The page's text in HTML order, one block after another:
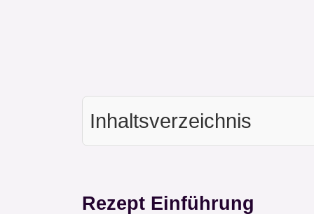
Inhaltsverzeichnis
Rezept Einführung